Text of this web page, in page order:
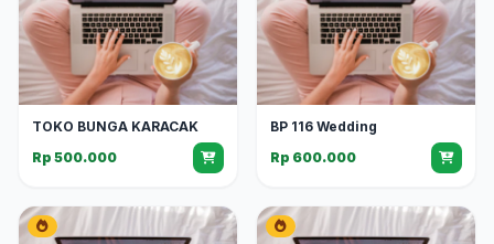
TOKO BUNGA KARACAK
Rp 500.000
BP 116 Wedding
Rp 600.000